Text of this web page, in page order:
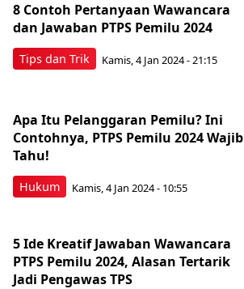
Tips dan Trik
8 Contoh Pertanyaan Wawancara
dan Jawaban PTPS Pemilu 2024
Kamis, 4 Jan 2024 - 21:15
Hukum
Apa Itu Pelanggaran Pemilu? Ini
Contohnya, PTPS Pemilu 2024 Wajib
Tahu!
Kamis, 4 Jan 2024 - 10:55
5 Ide Kreatif Jawaban Wawancara
PTPS Pemilu 2024, Alasan Tertarik
Jadi Pengawas TPS